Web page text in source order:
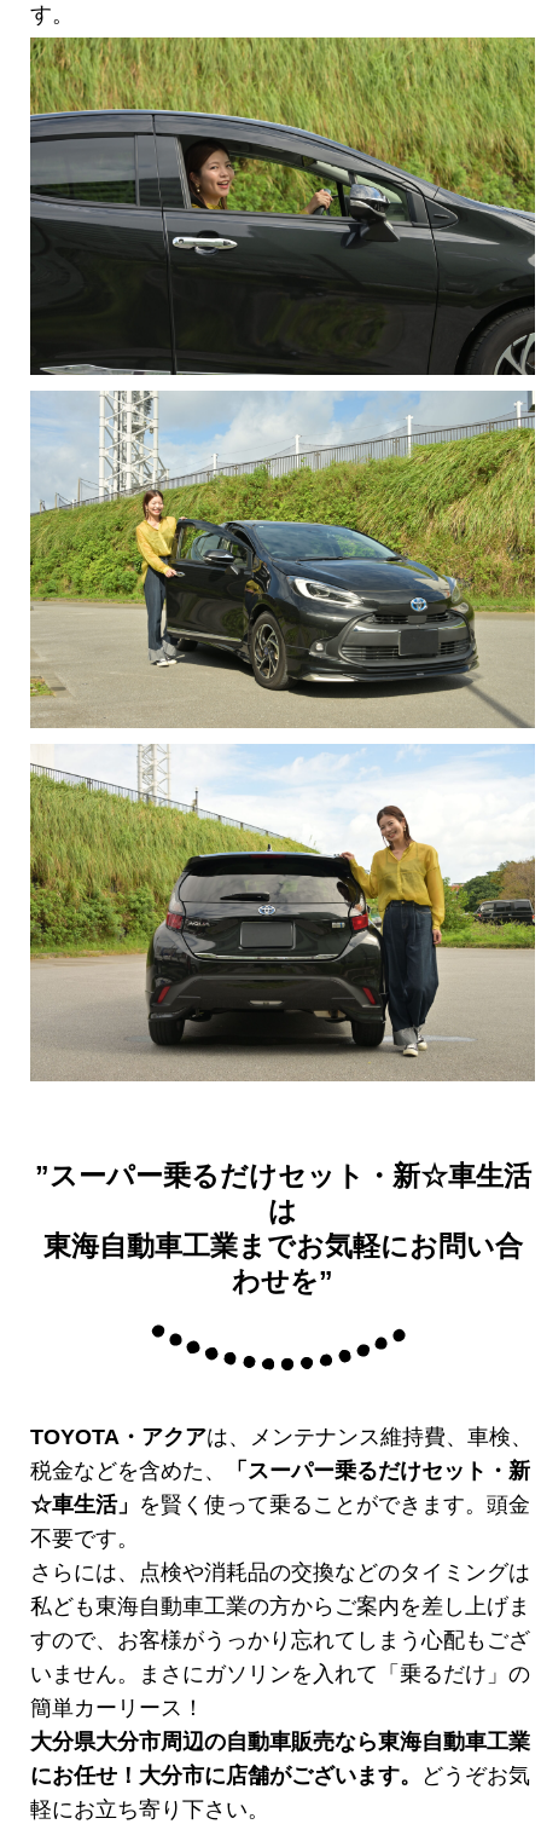
す。
”スーパー乗るだけセット・新☆車生活
は
東海自動車工業までお気軽にお問い合
わせを”
TOYOTA・アクアは、メンテナンス維持費、車検、
税金などを含めた、
「スーパー乗るだけセット・新
☆車生活」 を賢く使って乗ることができます。頭金
不要です。
さらには、点検や消耗品の交換などのタイミングは
私ども東海自動車工業の方からご案内を差し上げま
すので、お客様がうっかり忘れてしまう心配もござ
いません。まさにガソリンを入れて「乗るだけ」の
簡単カーリース！
大分県大分市周辺の自動車販売なら東海自動車工業
にお任せ！大分市に店舗がございます。 どうぞお気
軽にお立ち寄り下さい。